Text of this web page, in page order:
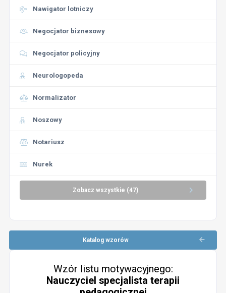
Nawigator lotniczy
Negocjator biznesowy
Negocjator policyjny
Neurologopeda
Normalizator
Noszowy
Notariusz
Nurek
Zobacz wszystkie (47)
Katalog wzorów
Wzór listu motywacyjnego:
Nauczyciel specjalista terapii